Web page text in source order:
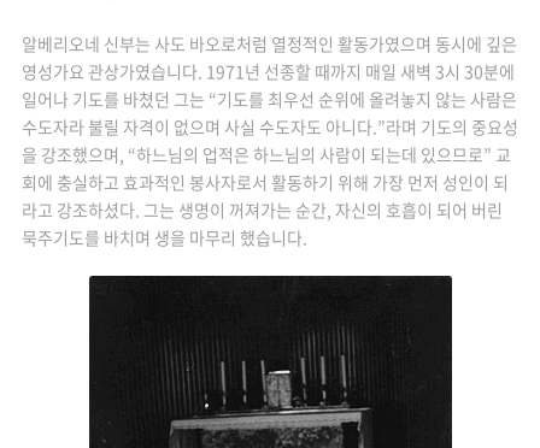
알베리오네 신부는 사도 바오로처럼 열정적인 활동가였으며 동시에 깊은
영성가요 관상가였습니다. 1971년 선종할 때까지 매일 새벽 3시 30분에
일어나 기도를 바쳤던 그는 “기도를 최우선 순위에 올려놓지 않는 사람은
수도자라 불릴 자격이 없으며 사실 수도자도 아니다.”라며 기도의 중요성
을 강조했으며, “하느님의 업적은 하느님의 사람이 되는데 있으므로” 교
회에 충실하고 효과적인 봉사자로서 활동하기 위해 가장 먼저 성인이 되
라고 강조하셨다. 그는 생명이 꺼져가는 순간, 자신의 호흡이 되어 버린
묵주기도를 바치며 생을 마무리 했습니다.